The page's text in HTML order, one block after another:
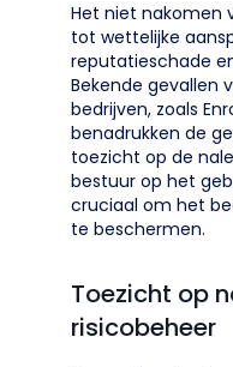
Het niet nakomen
tot wettelijke
reputatieschade
Bekende gevallen
bedrijven, zoals
benadrukken de
toezicht op de
bestuur op het
cruciaal om het
te beschermen.
Toezicht op
risicobeheer